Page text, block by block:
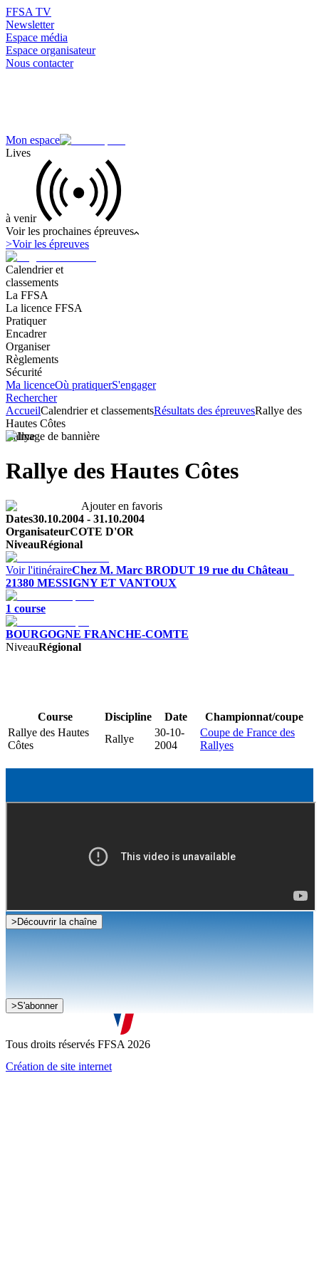
FFSA TV
Newsletter
Espace média
Espace organisateur
Nous contacter
Mon espace
Lives
à venir
Voir les prochaines épreuves
>Voir les épreuves
Calendrier et
classements
La FFSA
La licence FFSA
Pratiquer
Encadrer
Organiser
Règlements
Sécurité
Ma licenceOù pratiquerS'engager
Rechercher
AccueilCalendrier et classementsRésultats des épreuvesRallye des
Hautes Côtes
Rallye
Rallye des Hautes Côtes
Ajouter en favoris
Dates30.10.2004 - 31.10.2004
OrganisateurCOTE D'OR
NiveauRégional
Voir l'itinéraireChez M. Marc BRODUT 19 rue du Château_
21380 MESSIGNY ET VANTOUX
1 course
BOURGOGNE FRANCHE-COMTE
NiveauRégional
Course Discipline Date
Championnat/coupe
Rallye des Hautes
Côtes
Rallye
30-10-
2004
Coupe de France des
Rallyes
> Découvrir la chaîne
Je souhaite recevoir la newsletter de la FFSA
J'accepte que mes informations soient collectées conformément à
politique de confidentialité
>S'abonner
Tous droits réservés FFSA 2026
Création de site internet